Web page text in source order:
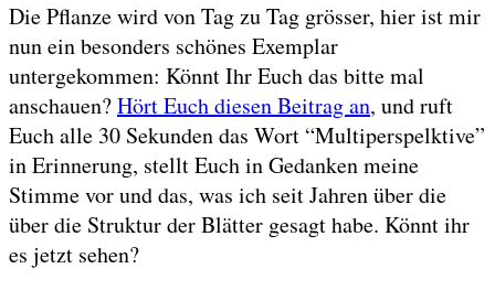
Die Pflanze wird von Tag zu Tag grösser, hier ist mir
nun ein besonders schönes Exemplar
untergekommen: Könnt Ihr Euch das bitte mal
anschauen?Hört Euch diesen Beitrag an, und ruft
Euch alle 30 Sekunden das Wort “Multiperspelktive”
in Erinnerung, stellt Euch in Gedanken meine
Stimme vor und das, was ich seit Jahren über die
über die Struktur der Blätter gesagt habe. Könnt ihr
es jetzt sehen?